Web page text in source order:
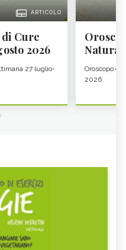
ARTICOLO
Cure
2026
27 luglio-
Oroscopo di
2026